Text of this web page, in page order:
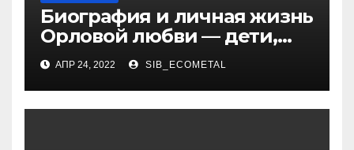
Биография и личная жизнь
Орловой любви — дети,
достижения, семейные
радости
АПР 24, 2022 SIB_ECOMETAL